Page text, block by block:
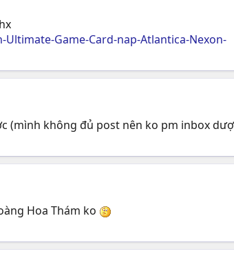
Game-Card-nap-Atlantica-Nexon-
(mình không đủ post nên ko pm inbox
Hoa Thám ko